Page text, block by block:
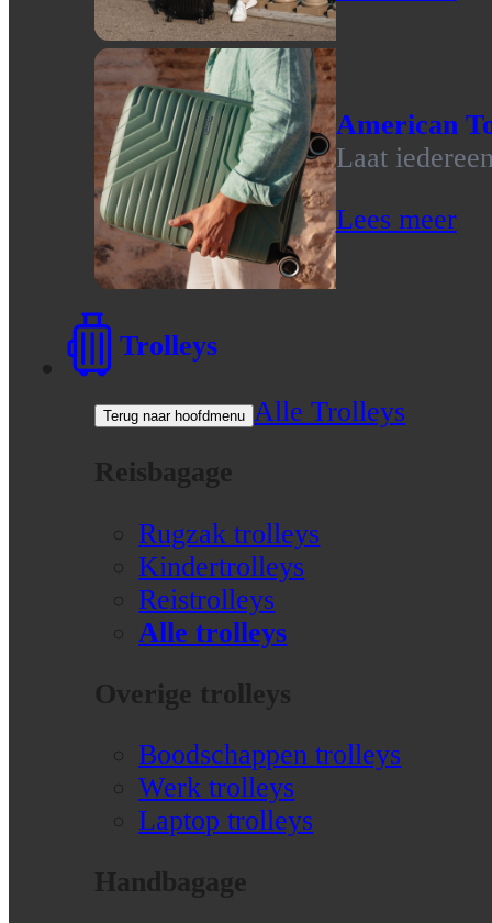
American
Laat
Lees meer
Trolleys
Terug naar hoofdmenu Alle Trolleys
Reisbagage
Rugzak trolleys
Kindertrolleys
Reistrolleys
Alle trolleys
Overige trolleys
Boodschappen trolleys
Werk trolleys
Laptop trolleys
Handbagage